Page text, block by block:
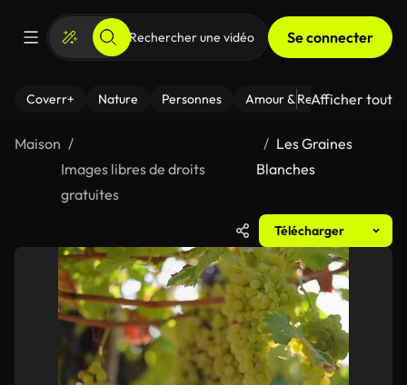
Se connecter
Coverr+ Nature Personnes Amour & Relations Le
Afficher tout
Maison
Images libres de droits
gratuites
Les Graines
Blanches
Télécharger